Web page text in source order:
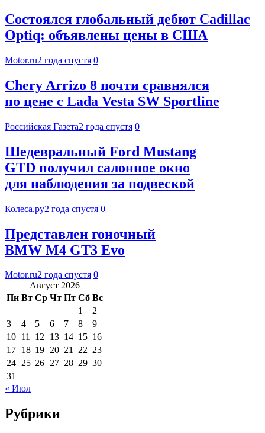
Состоялся глобальный дебют Cadillac
Optiq: объявлены цены в США
Motor.ru2 года спустя 0
Chery Arrizo 8 почти сравнялся
по цене с Lada Vesta SW Sportline
Российская Газета2 года спустя 0
Шедевральный Ford Mustang
GTD получил салонное окно
для наблюдения за подвеской
Колеса.ру2 года спустя 0
Представлен гоночный
BMW M4 GT3 Evo
Motor.ru2 года спустя 0
Август 2026
Пн Вт Ср Чт Пт Сб Вс
1
2
3
4 5 6 7 8
9
10 11 12 13 14 15 16
17 18 19 20 21 22 23
24 25 26 27 28 29 30
31
« Июл
Рубрики